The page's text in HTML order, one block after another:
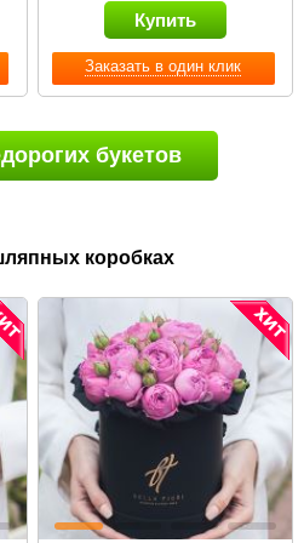
Заказать в один клик
Купить
букетов
коробках